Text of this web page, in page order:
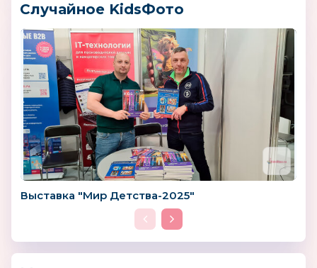
Случайное KidsФото
Выставка "Мир Детства-2025"